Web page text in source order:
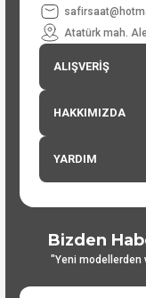
Atatürk mah.
ALIŞVERİŞ
HAKKIMIZDA
YARDIM
Bizden
"Yeni modellerden